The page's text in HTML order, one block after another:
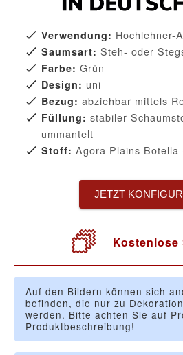
Verwendung: Hochlehner-
Saumsart: Steh- oder
Farbe: Grün
Design: uni
Bezug: abziehbar mittels
Füllung: stabiler
ummantelt
Stoff: Agora Plains
JETZT
Auf den Bildern können sich
befinden, die nur zu
werden. Bitte achten Sie auf
Produktbeschreibung!